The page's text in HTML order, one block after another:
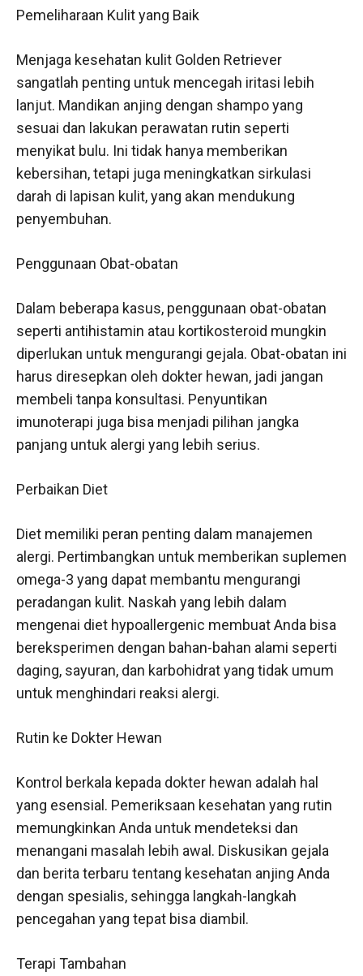
Pemeliharaan Kulit yang Baik
Menjaga kesehatan kulit Golden Retriever
sangatlah penting untuk mencegah iritasi lebih
lanjut. Mandikan anjing dengan shampo yang
sesuai dan lakukan perawatan rutin seperti
menyikat bulu. Ini tidak hanya memberikan
kebersihan, tetapi juga meningkatkan sirkulasi
darah di lapisan kulit, yang akan mendukung
penyembuhan.
Penggunaan Obat-obatan
Dalam beberapa kasus, penggunaan obat-obatan
seperti antihistamin atau kortikosteroid mungkin
diperlukan untuk mengurangi gejala. Obat-obatan ini
harus diresepkan oleh dokter hewan, jadi jangan
membeli tanpa konsultasi. Penyuntikan
imunoterapi juga bisa menjadi pilihan jangka
panjang untuk alergi yang lebih serius.
Perbaikan Diet
Diet memiliki peran penting dalam manajemen
alergi. Pertimbangkan untuk memberikan suplemen
omega-3 yang dapat membantu mengurangi
peradangan kulit. Naskah yang lebih dalam
mengenai diet hypoallergenic membuat Anda bisa
bereksperimen dengan bahan-bahan alami seperti
daging, sayuran, dan karbohidrat yang tidak umum
untuk menghindari reaksi alergi.
Rutin ke Dokter Hewan
Kontrol berkala kepada dokter hewan adalah hal
yang esensial. Pemeriksaan kesehatan yang rutin
memungkinkan Anda untuk mendeteksi dan
menangani masalah lebih awal. Diskusikan gejala
dan berita terbaru tentang kesehatan anjing Anda
dengan spesialis, sehingga langkah-langkah
pencegahan yang tepat bisa diambil.
Terapi Tambahan